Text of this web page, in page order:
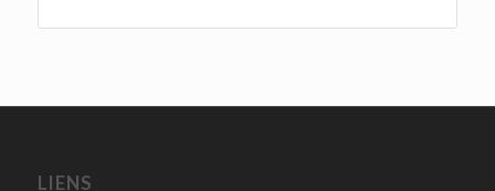
LIENS